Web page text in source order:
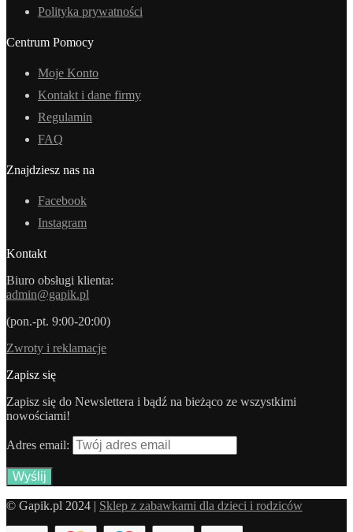
Polityka prywatności
Centrum Pomocy
Moje Konto
Kontakt i dane firmy
Regulamin
FAQ
Znajdziesz nas na
Facebook
Instagram
Kontakt
Biuro obsługi klienta:
admin@gapik.pl
(pon.-pt. 9:00-20:00)
Zwroty i reklamacje
Zapisz się
Zapisz się do Newslettera i bądź na bieżąco ze wszystkimi
nowościami!
Adres email:
© Gapik.pl 2024 | Sklep z zabawkami dla dzieci i rodziców